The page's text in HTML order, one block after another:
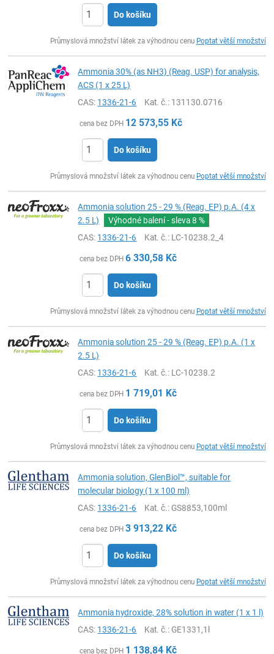
Do košíku
Průmyslová množství látek za výhodnou cenu Poptat větší množství
Ammonia 30% (as NH3) (Reag. USP) for analysis,
ACS (1 x 25 L)
CAS: 1336-21-6 Kat. č.: 131130.0716
cena bez DPH 12 573,55 Kč
Do košíku
Průmyslová množství látek za výhodnou cenu Poptat větší množství
Ammonia solution 25 - 29 % (Reag. EP) p.A. (4 x
2.5 L)
Výhodné balení - sleva8 %
CAS: 1336-21-6 Kat. č.: LC-10238.2_4
cena bez DPH 6 330,58 Kč
Do košíku
Průmyslová množství látek za výhodnou cenu Poptat větší množství
Ammonia solution 25 - 29 % (Reag. EP) p.A. (1 x
2.5 L)
CAS: 1336-21-6 Kat. č.: LC-10238.2
cena bez DPH 1 719,01 Kč
Do košíku
Průmyslová množství látek za výhodnou cenu Poptat větší množství
Ammonia solution, GlenBiol™, suitable for
molecular biology (1 x 100 ml)
CAS: 1336-21-6 Kat. č.: GS8853,100ml
cena bez DPH 3 913,22 Kč
Do košíku
Průmyslová množství látek za výhodnou cenu Poptat větší množství
Ammonia hydroxide, 28% solution in water (1 x 1 l)
CAS: 1336-21-6 Kat. č.: GE1331,1l
cena bez DPH 1 138,84 Kč